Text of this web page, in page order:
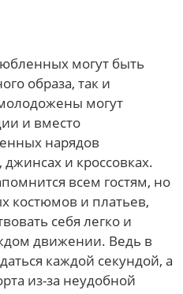
могут быть
образа, так и
могут
и вместо
нарядов
и кроссовках.
всем гостям, но
костюмов и платьев,
себя легко и
движении. Ведь в
каждой секундой, а
из-за неудобной